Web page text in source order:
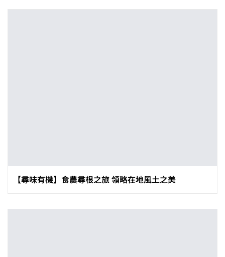
【尋味有機】食農尋根之旅 領略在地風土之美